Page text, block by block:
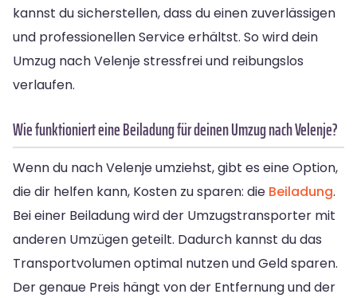
kannst du sicherstellen, dass du einen zuverlässigen
und professionellen Service erhältst. So wird dein
Umzug nach Velenje stressfrei und reibungslos
verlaufen.
Wie funktioniert eine Beiladung für deinen Umzug nach Velenje?
Wenn du nach Velenje umziehst, gibt es eine Option,
die dir helfen kann, Kosten zu sparen: die Beiladung.
Bei einer Beiladung wird der Umzugstransporter mit
anderen Umzügen geteilt. Dadurch kannst du das
Transportvolumen optimal nutzen und Geld sparen.
Der genaue Preis hängt von der Entfernung und der